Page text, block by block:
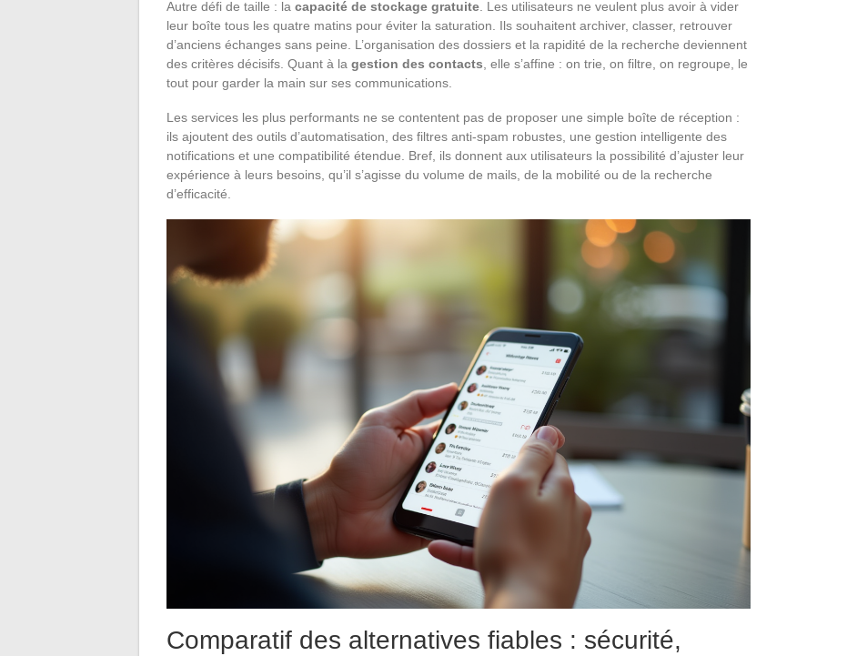
Autre défi de taille : la capacité de stockage gratuite . Les utilisateurs ne veulent plus avoir à vider
leur boîte tous les quatre matins pour éviter la saturation. Ils souhaitent archiver, classer, retrouver
d’anciens échanges sans peine. L’organisation des dossiers et la rapidité de la recherche deviennent
des critères décisifs. Quant à la gestion des contacts , elle s’affine : on trie, on filtre, on regroupe, le
tout pour garder la main sur ses communications.
Les services les plus performants ne se contentent pas de proposer une simple boîte de réception :
ils ajoutent des outils d’automatisation, des filtres anti-spam robustes, une gestion intelligente des
notifications et une compatibilité étendue. Bref, ils donnent aux utilisateurs la possibilité d’ajuster leur
expérience à leurs besoins, qu’il s’agisse du volume de mails, de la mobilité ou de la recherche
d’efficacité.
Comparatif des alternatives fiables : sécurité,